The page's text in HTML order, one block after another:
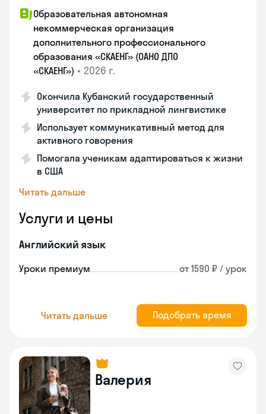
Образовательная автономная
некоммерческая организация
дополнительного профессионального
образования «СКАЕНГ» (ОАНО ДПО
«СКАЕНГ») • 2026 г.
Окончила Кубанский государственный
университет по прикладной лингвистике
Использует коммуникативный метод для
активного говорения
Помогала ученикам адаптироваться к жизни
в США
Читать дальше
Услуги и цены
Английский язык
Уроки премиум от 1590 ₽ / урок
Читать дальше Подобрать время
Валерия